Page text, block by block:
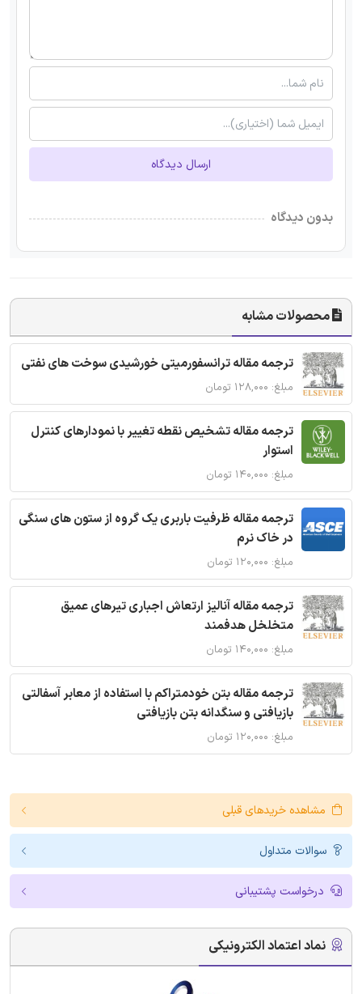
ارسال دیدگاه
بدون دیدگاه
محصولات مشابه
ترجمه مقاله ترانسفورمیتی خورشیدی سوخت های نفتی
مبلغ: ۱۲۸,۰۰۰ تومان
ترجمه مقاله تشخیص نقطه تغییر با نمودارهای کنترل
استوار
مبلغ: ۱۴۰,۰۰۰ تومان
ترجمه مقاله ظرفیت باربری یک گروه از ستون های سنگی
در خاک نرم
مبلغ: ۱۲۰,۰۰۰ تومان
ترجمه مقاله آنالیز ارتعاش اجباری تیرهای عمیق
متخلخل هدفمند
مبلغ: ۱۴۰,۰۰۰ تومان
ترجمه مقاله بتن خودمتراکم با استفاده از معابر آسفالتی
بازیافتی و سنگدانه بتن بازیافتی
مبلغ: ۱۲۰,۰۰۰ تومان
مشاهده خریدهای قبلی
سوالات متداول
درخواست پشتیبانی
نماد اعتماد الکترونیکی